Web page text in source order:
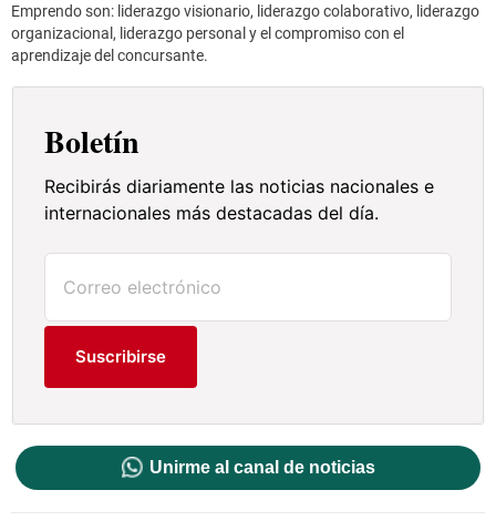
Emprendo son: liderazgo visionario, liderazgo colaborativo, liderazgo
organizacional, liderazgo personal y el compromiso con el
aprendizaje del concursante.
Boletín
Recibirás diariamente las noticias nacionales e
internacionales más destacadas del día.
Suscribirse
Unirme al canal de noticias